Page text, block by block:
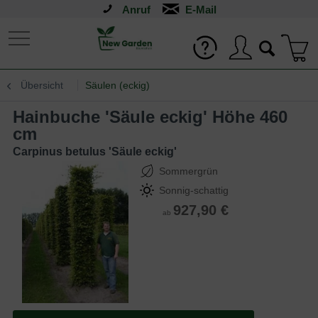
Anruf
Übersicht Säulen (eckig)
Hainbuche 'Säule eckig' Höhe 460
cm
Carpinus betulus 'Säule eckig'
Sommergrün
Sonnig-schattig
ab 927,90 €